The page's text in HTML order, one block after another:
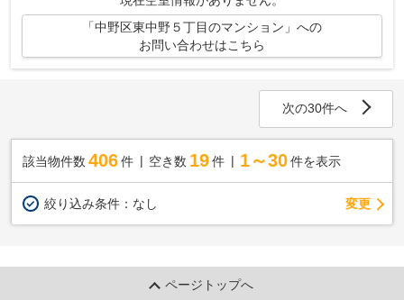
「中野区東中野５丁目のマンション」への
お問い合わせはこちら
次の30件へ
該当物件数 406件 空き数 19 件 1～30 件を表示
絞り込み条件： なし 変更
ページトップへ